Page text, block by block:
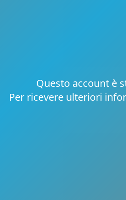
Questo account è
Per ricevere ulteriori